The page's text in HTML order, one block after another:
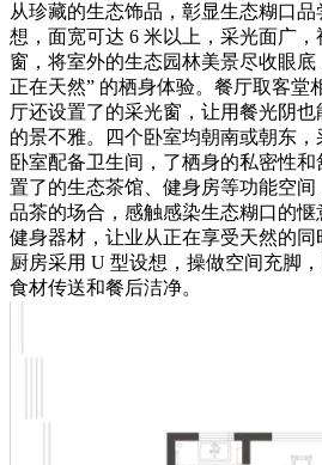
从珍藏的生态饰品，彰显生态糊口
想，面宽可达 6 米以上，采光面广
窗，将室外的生态园林美景尽收眼
正在天然” 的栖身体验。餐厅取客堂
厅还设置了的采光窗，让用餐光阴
的景不雅。四个卧室均朝南或朝东
卧室配备卫生间，了栖身的私密性
置了的生态茶馆、健身房等功能空
品茶的场合，感触感染生态糊口的
健身器材，让业从正在享受天然的同
厨房采用 U 型设想，操做空间充脚
食材传送和餐后洁净。